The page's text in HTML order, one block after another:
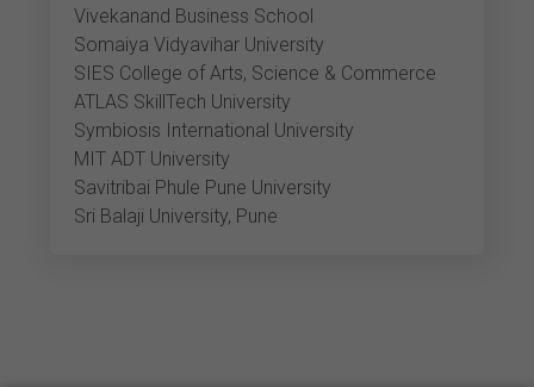
Vivekanand Business School
Somaiya Vidyavihar University
SIES College of Arts, Science & Commerce
ATLAS SkillTech University
Symbiosis International University
MIT ADT University
Savitribai Phule Pune University
Sri Balaji University, Pune